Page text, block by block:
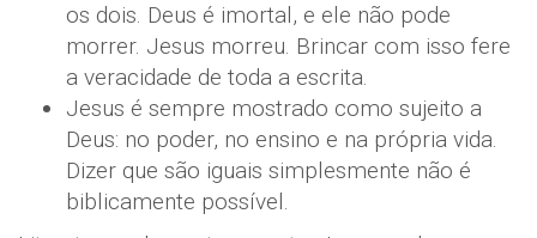
os dois. Deus é imortal, e ele não pode
morrer. Jesus morreu. Brincar com isso fere
a veracidade de toda a escrita.
Jesus é sempre mostrado como sujeito a
Deus: no poder, no ensino e na própria vida.
Dizer que são iguais simplesmente não é
biblicamente possível.